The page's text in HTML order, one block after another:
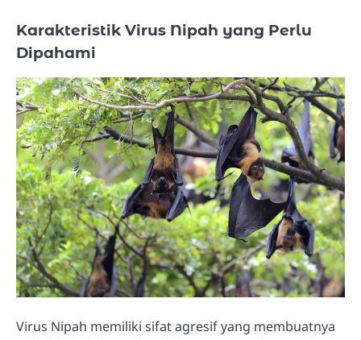
Karakteristik Virus Nipah yang Perlu
Dipahami
Virus Nipah memiliki sifat agresif yang membuatnya